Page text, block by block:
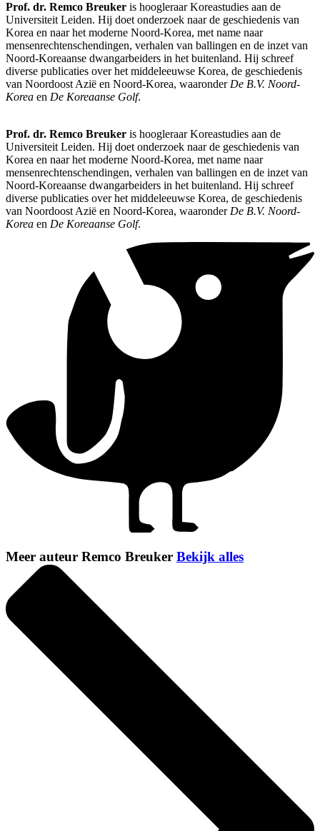
Prof. dr. Remco Breuker is hoogleraar Koreastudies aan de
Universiteit Leiden. Hij doet onderzoek naar de geschiedenis van
Korea en naar het moderne Noord-Korea, met name naar
mensenrechtenschendingen, verhalen van ballingen en de inzet van
Noord-Koreaanse dwangarbeiders in het buitenland. Hij schreef
diverse publicaties over het middeleeuwse Korea, de geschiedenis
van Noordoost Azië en Noord-Korea, waaronder De B.V. Noord-
Korea en De Koreaanse Golf.
Prof. dr. Remco Breuker is hoogleraar Koreastudies aan de
Universiteit Leiden. Hij doet onderzoek naar de geschiedenis van
Korea en naar het moderne Noord-Korea, met name naar
mensenrechtenschendingen, verhalen van ballingen en de inzet van
Noord-Koreaanse dwangarbeiders in het buitenland. Hij schreef
diverse publicaties over het middeleeuwse Korea, de geschiedenis
van Noordoost Azië en Noord-Korea, waaronder De B.V. Noord-
Korea en De Koreaanse Golf.
Meer auteur Remco Breuker Bekijk alles